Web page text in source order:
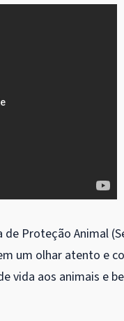
Proteção Animal
um olhar atento e
vida aos animais e